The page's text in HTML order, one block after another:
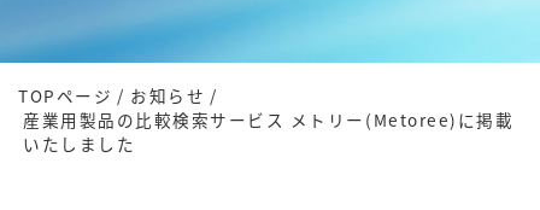
TOPページ / お知らせ /
産業用製品の比較検索サービス メトリー(Metoree)に掲載
いたしました